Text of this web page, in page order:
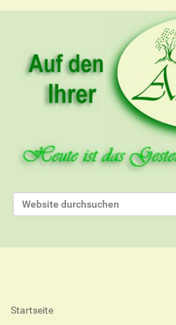
Website durchsuchen
Startseite